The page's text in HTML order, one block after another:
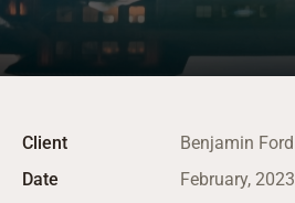
Client
Benjamin Ford
Date
February, 2023